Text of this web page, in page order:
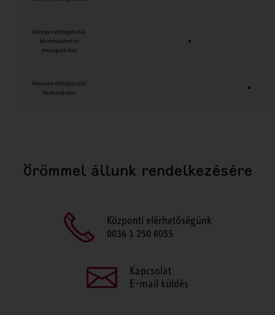
Közepes vízfogyasztás
kézmosáshoz és
mosogatáshoz
●
Alacsony vízfogyasztás
kézmosáshoz
●
Örömmel állunk rendelkezésére
Központi elérhetőségünk
0036 1 250 6055
Kapcsolat
E-mail küldés